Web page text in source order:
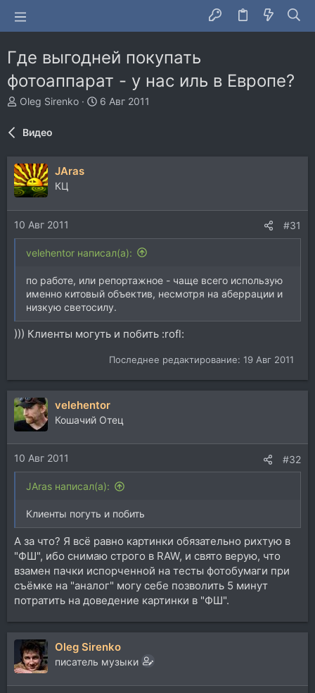
Где выгодней покупать
фотоаппарат - у нас иль в Европе?
А
т
р
т
е
м
Oleg Sirenko
Д
н
6 Авг 2011
Видео
JAras
КЦ
10 Авг 2011 #31
velehentor написал(а):
по работе, или репортажное - чаще всего использую
именно китовый объектив, несмотря на аберрации и
низкую светосилу.
))) Клиенты могуть и побить :rofl:
Последнее редактирование: 19 Авг 2011
velehentor
Кошачий Отец
10 Авг 2011 #32
JAras написал(а):
Клиенты погуть и побить
А за что? Я всё равно картинки обязательно рихтую в
"ФШ", ибо снимаю строго в RAW, и свято верую, что
взамен пачки испорченной на тесты фотобумаги при
съёмке на "аналог" могу себе позволить 5 минут
потратить на доведение картинки в "ФШ".
Oleg Sirenko
писатель музыки